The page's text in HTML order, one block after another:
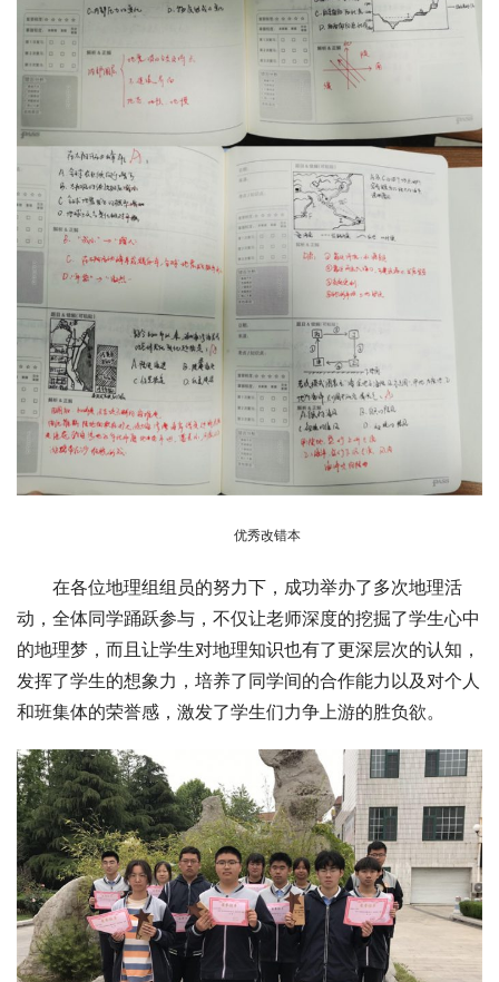
优秀改错本
在各位地理组组员的努力下，成功举办了多次地理活
动，全体同学踊跃参与，不仅让老师深度的挖掘了学生心中
的地理梦，而且让学生对地理知识也有了更深层次的认知，
发挥了学生的想象力，培养了同学间的合作能力以及对个人
和班集体的荣誉感，激发了学生们力争上游的胜负欲。